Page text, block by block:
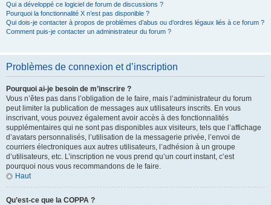
Qui a développé ce logiciel de forum de discussions ?
Pourquoi la fonctionnalité X n’est pas disponible ?
Qui dois-je contacter à propos de problèmes d’abus ou d’ordres légaux liés à ce forum ?
Comment puis-je contacter un administrateur du forum ?
Problèmes de connexion et d’inscription
Pourquoi ai-je besoin de m’inscrire ?
Vous n’êtes pas dans l’obligation de le faire, mais l’administrateur du forum
peut limiter la publication de messages aux utilisateurs inscrits. En vous
inscrivant, vous pouvez également avoir accès à des fonctionnalités
supplémentaires qui ne sont pas disponibles aux visiteurs, tels que l’affichage
d’avatars personnalisés, l’utilisation de la messagerie privée, l’envoi de
courriers électroniques aux autres utilisateurs, l’adhésion à un groupe
d’utilisateurs, etc. L’inscription ne vous prend qu’un court instant, c’est
pourquoi nous vous recommandons de le faire.
Haut
Qu’est-ce que la COPPA ?